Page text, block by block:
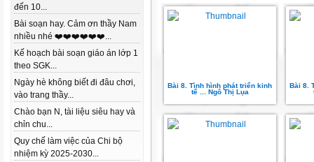
đến 10...
Bài soạn hay. Cảm ơn thầy Nam
nhiều nhé ❤️❤️❤️❤️❤️❤️...
Kế hoạch bài soạn giáo án lớp 1
theo SGK...
Ngày hè không biết đi đâu chơi,
vào trang thầy...
Chào bạn N, tài liệu siêu hay và
chỉn chu...
Quy chế làm việc của Chi bộ
nhiệm kỳ 2025-2030...
Bài 8. Tình hình phát triển kinh
tế ... Ngô Thị Lụa
Bài 8.